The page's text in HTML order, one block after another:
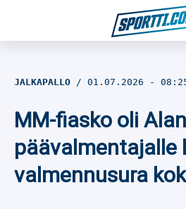
Jalkapallo
Yleisurheilu
JALKAPALLO 01.07.2026 -
MM-fiasko oli
päävalmentajalle
valmennusura